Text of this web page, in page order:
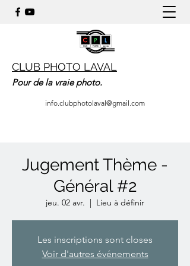
CLUB PHOTO LAVAL
Pour de la vraie photo.
info.clubphotolaval@gmail.com
Jugement Thème -
Général #2
jeu. 02 avr.
  |
Lieu à définir
Les inscriptions sont closes
Voir d'autres événements